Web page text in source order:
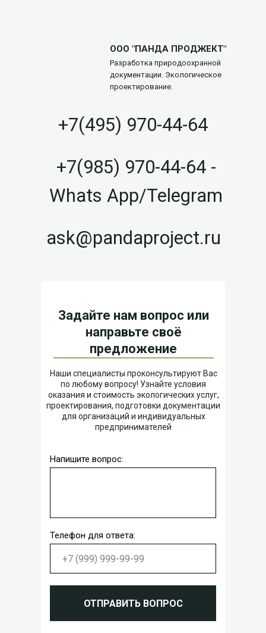
Задайте нам вопрос или
направьте своё
предложение
Наши специалисты проконсультируют Вас
по любому вопросу! Узнайте условия
оказания и стоимость экологических услуг,
проектирования, подготовки документации
для организаций и индивидуальных
предпринимателей
Напишите вопрос:
Телефон для ответа:
ОТПРАВИТЬ ВОПРОС
ООО "ПАНДА ПРОДЖЕКТ"
+7(985) 970-44-64 -
Whats App/Telegram
ask@pandaproject.ru
Разработка природоохранной
документации. Экологическое
проектирование.
+7(495) 970-44-64